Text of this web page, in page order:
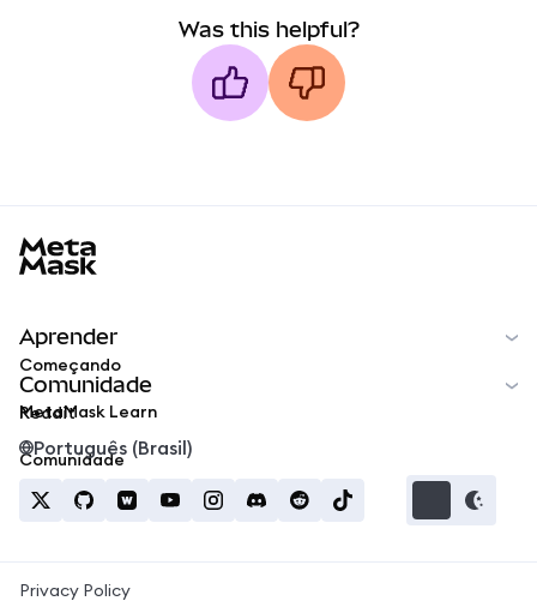
Was this helpful?
Aprender
Começando
MetaMask Learn
Comunidade
Reddit
Comunidade
Português (Brasil)
Privacy Policy